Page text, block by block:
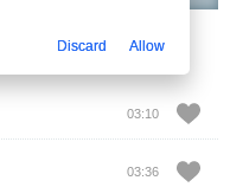
АЛФАВИТУ
03:10
03:36
Discard Allow